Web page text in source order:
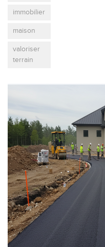
immobilier
maison
valoriser
terrain